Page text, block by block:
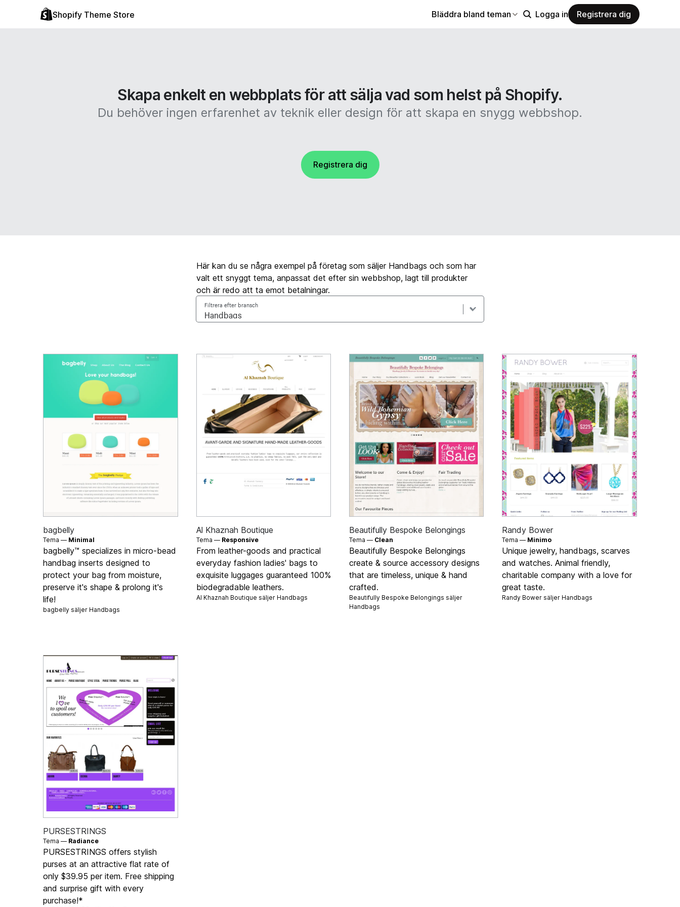
Shopify Theme Store Bläddra bland teman Logga in Registrera dig
Skapa enkelt en webbplats för att sälja vad som helst på Shopify.
Du behöver ingen erfarenhet av teknik eller design för att skapa en snygg webbshop.
Registrera dig
Här kan du se några exempel på företag som säljer Handbags och som har
valt ett snyggt tema, anpassat det efter sin webbshop, lagt till produkter
och är redo att ta emot betalningar.
Filtrera efter bransch
bagbelly
Tema — Minimal
bagbelly™ specializes in micro-bead
handbag inserts designed to
protect your bag from moisture,
preserve it's shape & prolong it's
life!
bagbelly säljer Handbags
Al Khaznah Boutique
Tema — Responsive
From leather-goods and practical
everyday fashion ladies' bags to
exquisite luggages guaranteed 100%
biodegradable leathers.
Al Khaznah Boutique säljer Handbags
Beautifully Bespoke Belongings
Tema — Clean
Beautifully Bespoke Belongings
create & source accessory designs
that are timeless, unique & hand
crafted.
Beautifully Bespoke Belongings säljer
Handbags
Randy Bower
Tema — Minimo
Unique jewelry, handbags, scarves
and watches. Animal friendly,
charitable company with a love for
great taste.
Randy Bower säljer Handbags
PURSESTRINGS
Tema — Radiance
PURSESTRINGS offers stylish
purses at an attractive flat rate of
only $39.95 per item. Free shipping
and surprise gift with every
purchase!*